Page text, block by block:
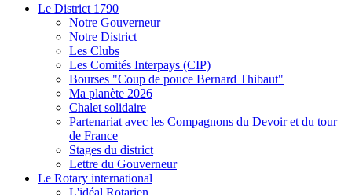
Le District 1790
Notre Gouverneur
Notre District
Les Clubs
Les Comités Interpays (CIP)
Bourses "Coup de pouce Bernard Thibaut"
Ma planète 2026
Chalet solidaire
Partenariat avec les Compagnons du Devoir et du tour
de France
Stages du district
Lettre du Gouverneur
Le Rotary international
L'idéal Rotarien